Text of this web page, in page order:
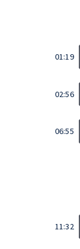
01:19
02:56
06:55
11:32